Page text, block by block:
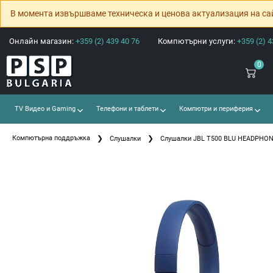
В момента извършваме техническа и ценова актуализация на
Онлайн магазин: +359 (2) 439 40 76 Компютърни услуги: +359 (2)
0
TV Видео и Gaming Телефони и таблети Компютри и периферия
Компютърна поддръжка Слушалки Слушалки JBL T500 BLU